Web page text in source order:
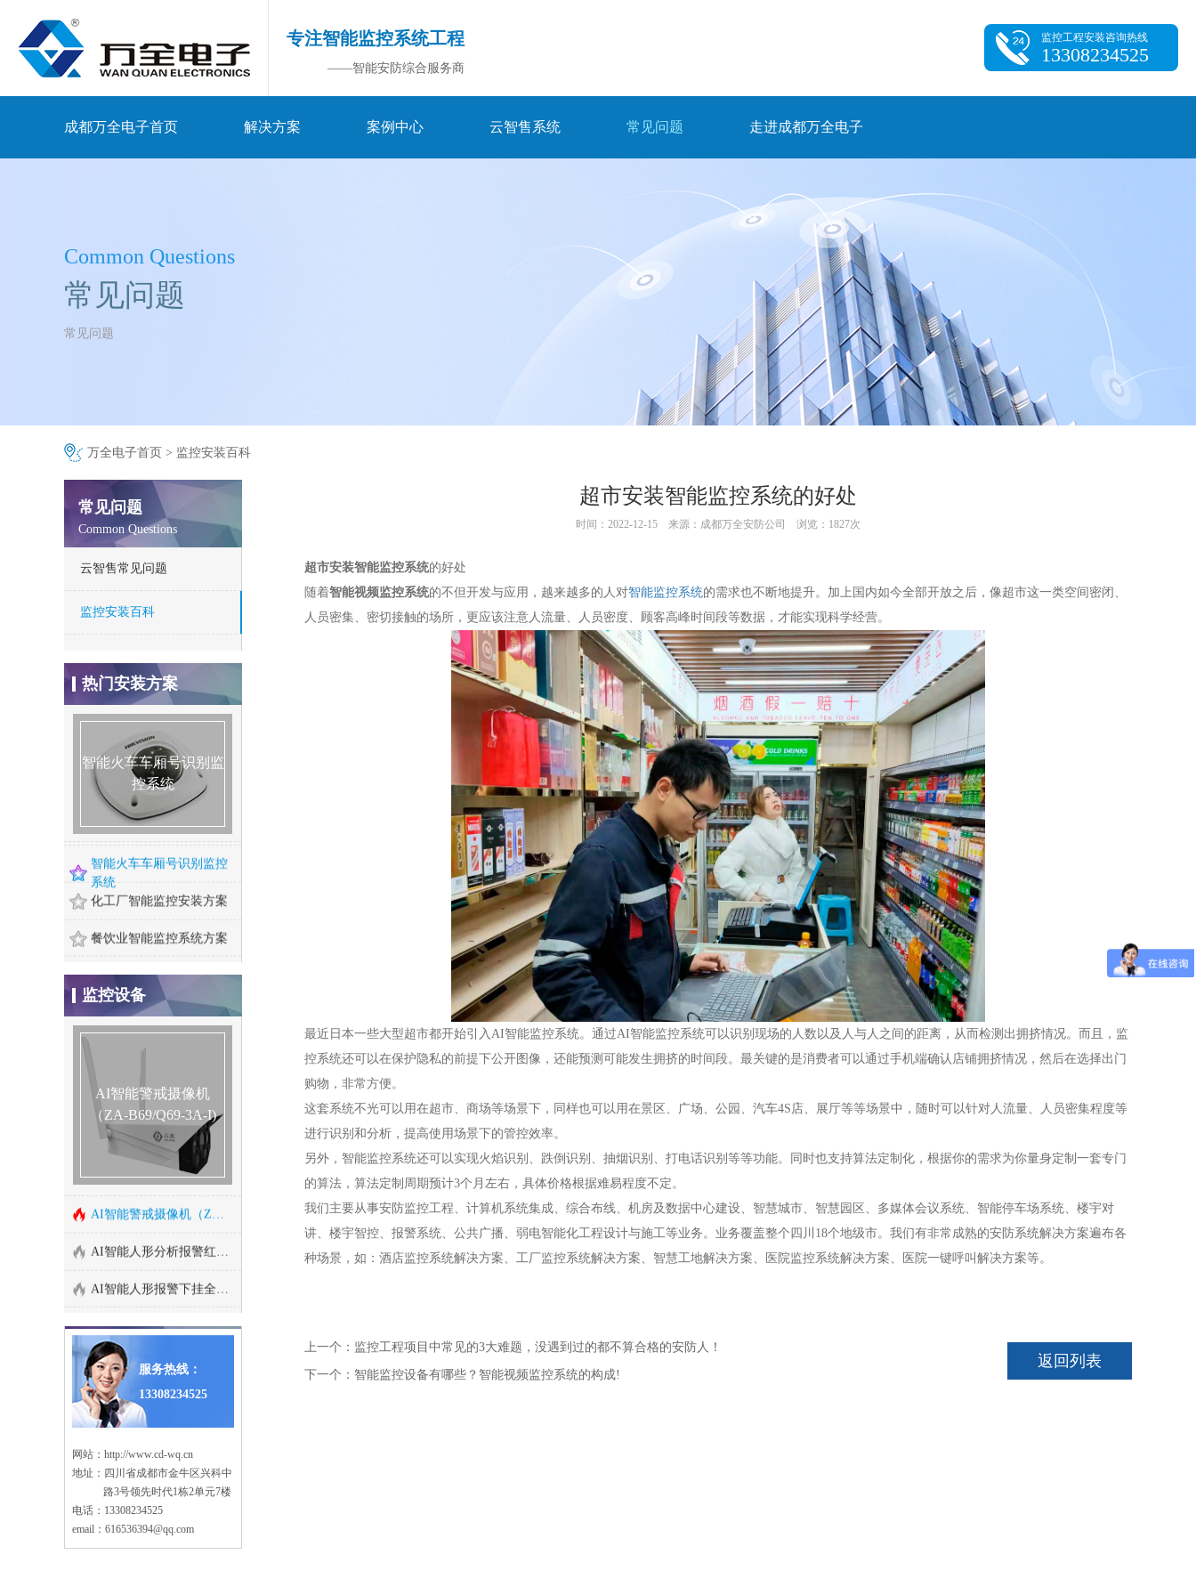
专注智能监控系统工程
——智能安防综合服务商
监控工程安装咨询热线
13308234525
成都万全电子首页 解决方案 案例中心 云智售系统 常见问题 走进成都万全电子
Common Questions
常见问题
常见问题
万全电子首页 > 监控安装百科
常见问题
Common Questions
云智售常见问题
监控安装百科
热门安装方案
智能火车车厢号识别监
控系统
智能火车车厢号识别监
控系统
智能火车车厢号识别监
控系统
仓库安防监控安装方案
别墅监控安装方案
连锁店监控安装方案
智能火焰识别监控方案
智能河道监控系统方案
智能火车车厢号识别监控
系统
化工厂智能监控安装方案
餐饮业智能监控系统方案
煤矿安全监控系统
智慧农业监控系统安装方
案
成都门禁系统安装
酒店监控系统安装方案
危化品工厂防爆监控安装
河道水位远程监控安装
森林防火监控系统方案
停车场出入口监控管理系
统
大型商场监控系统安装方
案
塔吊机防碰撞安全监测系
老旧小区监控系统工程安
装
高空抛物监控安装方案
智慧车棚安防监控系统安
装
监控设备
AI智能警戒摄像机
（ZA-B69/Q69-3A-I)
400万红外高清网络高速变焦智能球型机
200万星光级日夜型高清网络半球型摄像机
智能人形报警全彩枪式监控摄像机（ZA-Q69-2AWS)
AI智能警戒摄像机（ZA-B69/Q69-3A-I)
AI智能人形分析报警红外半球监控摄像机
AI智能人形报警下挂全彩枪式监控摄像机
AI智能警戒防爆摄像机
萤石1080P200万高清云台网络摄像机
西数紫盘 高速安防监控专用硬盘2T/4T/6T/8T监控录像存储专用
服务热线：
13308234525
网站： http://www.cd-wq.cn
地址：四川省成都市金牛区兴科中
路3号领先时代1栋2单元7楼
电话：13308234525
email：616536394@qq.com
超市安装智能监控系统的好处
时间：2022-12-15 来源：成都万全安防公司 浏览：1827次
超市安装智能监控系统的好处
随着智能视频监控系统的不但开发与应用，越来越多的人对智能监控系统的需求也不断地提升。加上国内如今全部开放之后，像超市这一类空间密闭、
人员密集、密切接触的场所，更应该注意人流量、人员密度、顾客高峰时间段等数据，才能实现科学经营。
最近日本一些大型超市都开始引入AI智能监控系统。通过AI智能监控系统可以识别现场的人数以及人与人之间的距离，从而检测出拥挤情况。而且，监
控系统还可以在保护隐私的前提下公开图像，还能预测可能发生拥挤的时间段。最关键的是消费者可以通过手机端确认店铺拥挤情况，然后在选择出门
购物，非常方便。
这套系统不光可以用在超市、商场等场景下，同样也可以用在景区、广场、公园、汽车4S店、展厅等等场景中，随时可以针对人流量、人员密集程度等
进行识别和分析，提高使用场景下的管控效率。
另外，智能监控系统还可以实现火焰识别、跌倒识别、抽烟识别、打电话识别等等功能。同时也支持算法定制化，根据你的需求为你量身定制一套专门
的算法，算法定制周期预计3个月左右，具体价格根据难易程度不定。
我们主要从事安防监控工程、计算机系统集成、综合布线、机房及数据中心建设、智慧城市、智慧园区、多媒体会议系统、智能停车场系统、楼宇对
讲、楼宇智控、报警系统、公共广播、弱电智能化工程设计与施工等业务。业务覆盖整个四川18个地级市。我们有非常成熟的安防系统解决方案遍布各
种场景，如：酒店监控系统解决方案、工厂监控系统解决方案、智慧工地解决方案、医院监控系统解决方案、医院一键呼叫解决方案等。
上一个：监控工程项目中常见的3大难题，没遇到过的都不算合格的安防人！
下一个：智能监控设备有哪些？智能视频监控系统的构成!
返回列表